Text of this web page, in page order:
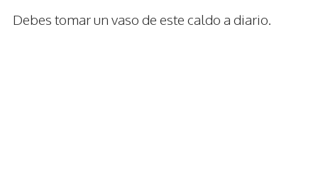
Debes tomar un vaso de este caldo a diario.